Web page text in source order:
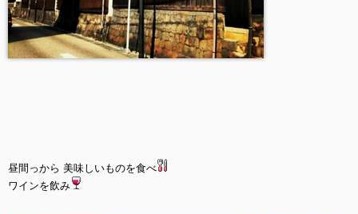
昼間っから 美味しいものを食べ
ワインを飲み